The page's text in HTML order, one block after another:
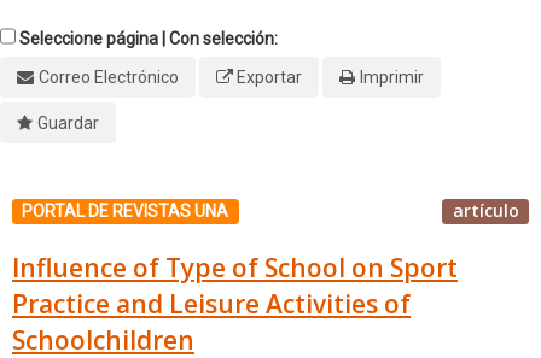
Seleccione página | Con selección:
Correo Electrónico
Exportar Imprimir
Guardar
PORTAL DE REVISTAS UNA artículo
Influence of Type of School on Sport
Practice and Leisure Activities of
Schoolchildren